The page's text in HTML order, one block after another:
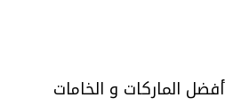
أفضل الماركات و الخامات